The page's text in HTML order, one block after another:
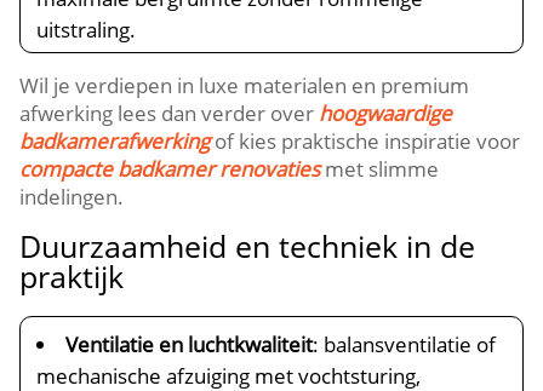
uitstraling.
Wil je verdiepen in luxe materialen en premium
afwerking lees dan verder over hoogwaardige
badkamerafwerkingof kies praktische inspiratie voor
compacte badkamer renovatiesmet slimme
indelingen.
Duurzaamheid en techniek in de
praktijk
Ventilatie en luchtkwaliteit: balansventilatie of
mechanische afzuiging met vochtsturing,